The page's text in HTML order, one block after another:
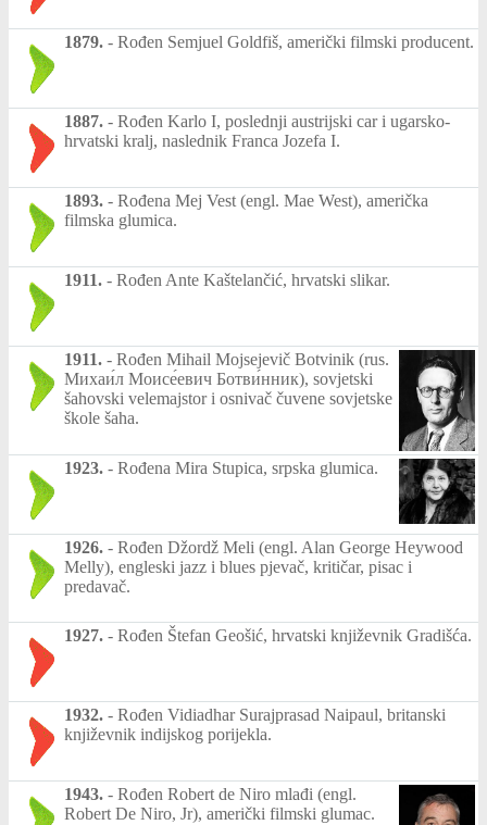
1879. - Rođen Semjuel Goldfiš, američki filmski producent.
1887. - Rođen Karlo I, poslednji austrijski car i ugarsko-
hrvatski kralj, naslednik Franca Jozefa I.
1893. - Rođena Mej Vest (engl. Mae West), američka
filmska glumica.
1911. - Rođen Ante Kaštelančić, hrvatski slikar.
1911. - Rođen Mihail Mojsejevič Botvinik (rus.
Михаи́л Моисе́евич Ботви́нник), sovjetski
šahovski velemajstor i osnivač čuvene sovjetske
škole šaha.
1923. - Rođena Mira Stupica, srpska glumica.
1926. - Rođen Džordž Meli (engl. Alan George Heywood
Melly), engleski jazz i blues pjevač, kritičar, pisac i
predavač.
1927. - Rođen Štefan Geošić, hrvatski književnik Gradišća.
1932. - Rođen Vidiadhar Surajprasad Naipaul, britanski
književnik indijskog porijekla.
1943. - Rođen Robert de Niro mlađi (engl.
Robert De Niro, Jr), američki filmski glumac.